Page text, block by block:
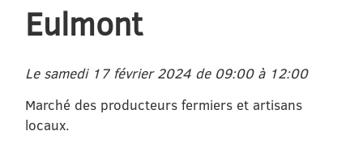
Eulmont
Le samedi 17 février 2024 de 09:00 à 12:00
Marché des producteurs fermiers et artisans
locaux.